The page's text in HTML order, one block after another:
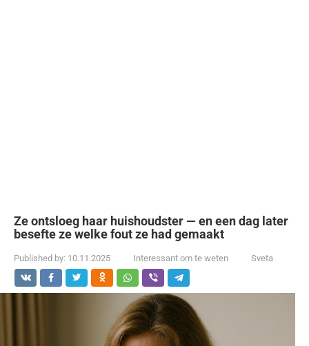
Ze ontsloeg haar huishoudster — en een dag later
besefte ze welke fout ze had gemaakt
Published by: 10.11.2025 Interessant om te weten Sveta